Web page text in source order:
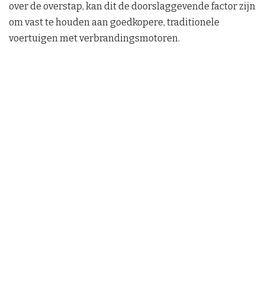
over de overstap, kan dit de doorslaggevende factor zijn
om vast te houden aan goedkopere, traditionele
voertuigen met verbrandingsmotoren.